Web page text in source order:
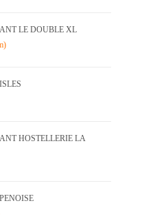
LE DOUBLE XL
HOSTELLERIE LA